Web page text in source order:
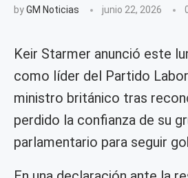
byGM Noticias junio 22, 2026
Keir Starmer anunció este
como líder del Partido
ministro británico tras
perdido la confianza de su
parlamentario para seguir